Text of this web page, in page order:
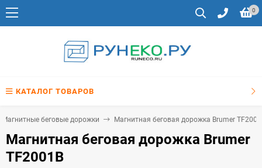
0
КАТАЛОГ ТОВАРОВ
Магнитные беговые дорожки Магнитная беговая дорожка Brumer
Магнитная беговая дорожка Brumer
TF2001B